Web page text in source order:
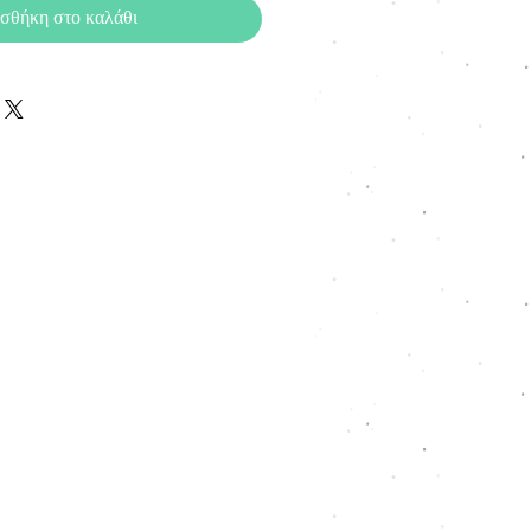
στο καλάθι